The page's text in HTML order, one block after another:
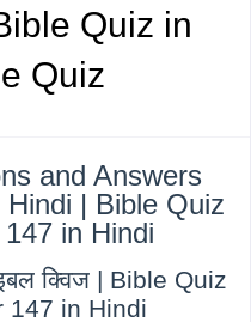
Bible Quiz in
Quiz
and Answers
| Bible Quiz
in Hindi
क्विज | Bible Quiz
147 in Hindi